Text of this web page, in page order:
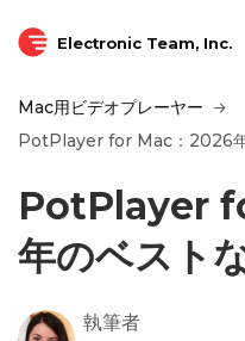
Electronic Team, Inc.
Mac用ビデオプレーヤー
PotPlayer for Mac：2026年
PotPlayer
年のベスト
執筆者